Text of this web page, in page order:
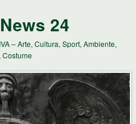
24
– Arte, Cultura, Sport, Ambiente,
Costume